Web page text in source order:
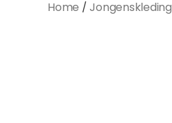
Home /Jongenskleding